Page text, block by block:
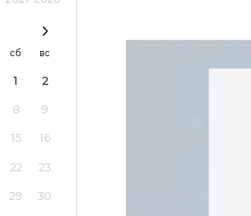
сб вс
1 2
8 9
15 16
22 23
29 30